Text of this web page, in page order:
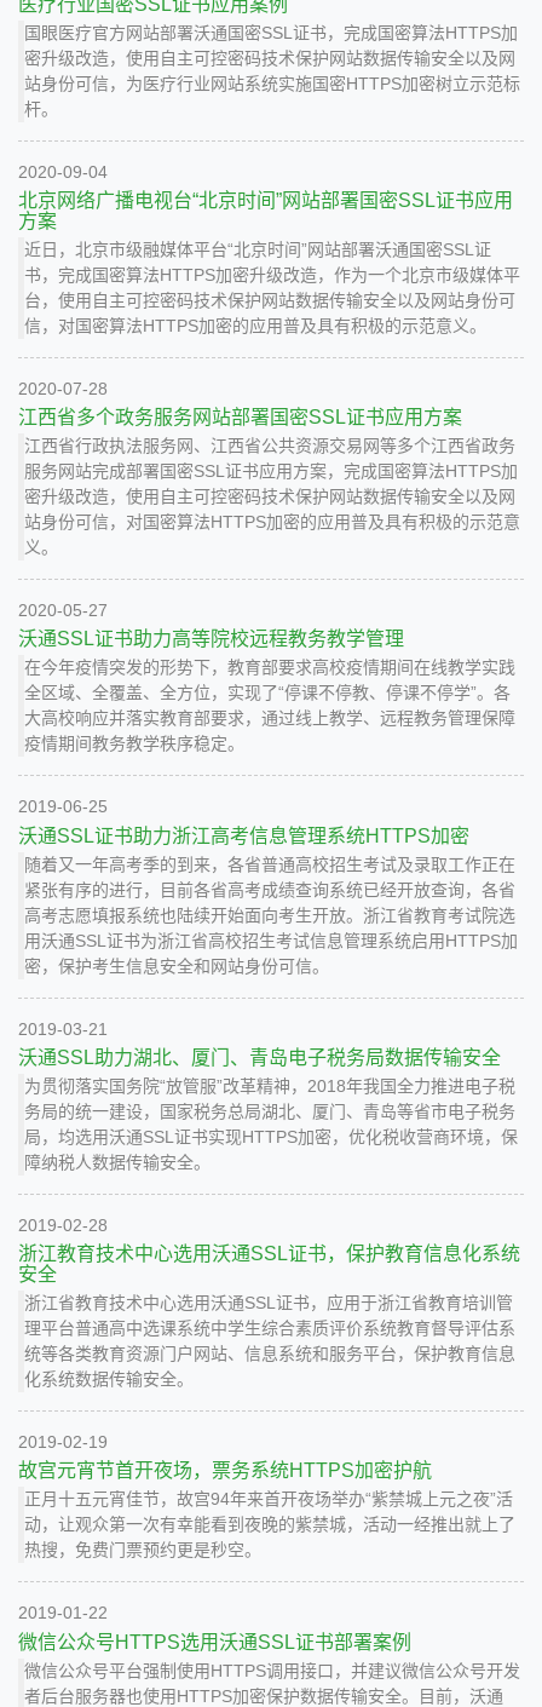
国眼医疗官方网站部署沃通国密SSL证书，完成国密算法HTTPS加
密升级改造，使用自主可控密码技术保护网站数据传输安全以及网
站身份可信，为医疗行业网站系统实施国密HTTPS加密树立示范标
杆。
2020-09-04
北京网络广播电视台“北京时间”网站部署国密SSL证书应用
方案
近日，北京市级融媒体平台“北京时间”网站部署沃通国密SSL证
书，完成国密算法HTTPS加密升级改造，作为一个北京市级媒体平
台，使用自主可控密码技术保护网站数据传输安全以及网站身份可
信，对国密算法HTTPS加密的应用普及具有积极的示范意义。
2020-07-28
江西省多个政务服务网站部署国密SSL证书应用方案
江西省行政执法服务网、江西省公共资源交易网等多个江西省政务
服务网站完成部署国密SSL证书应用方案，完成国密算法HTTPS加
密升级改造，使用自主可控密码技术保护网站数据传输安全以及网
站身份可信，对国密算法HTTPS加密的应用普及具有积极的示范意
义。
2020-05-27
沃通SSL证书助力高等院校远程教务教学管理
在今年疫情突发的形势下，教育部要求高校疫情期间在线教学实践
全区域、全覆盖、全方位，实现了“停课不停教、停课不停学”。各
大高校响应并落实教育部要求，通过线上教学、远程教务管理保障
疫情期间教务教学秩序稳定。
2019-06-25
沃通SSL证书助力浙江高考信息管理系统HTTPS加密
随着又一年高考季的到来，各省普通高校招生考试及录取工作正在
紧张有序的进行，目前各省高考成绩查询系统已经开放查询，各省
高考志愿填报系统也陆续开始面向考生开放。浙江省教育考试院选
用沃通SSL证书为浙江省高校招生考试信息管理系统启用HTTPS加
密，保护考生信息安全和网站身份可信。
2019-03-21
沃通SSL助力湖北、厦门、青岛电子税务局数据传输安全
为贯彻落实国务院“放管服”改革精神，2018年我国全力推进电子税
务局的统一建设，国家税务总局湖北、厦门、青岛等省市电子税务
局，均选用沃通SSL证书实现HTTPS加密，优化税收营商环境，保
障纳税人数据传输安全。
2019-02-28
浙江教育技术中心选用沃通SSL证书，保护教育信息化系统
安全
浙江省教育技术中心选用沃通SSL证书，应用于浙江省教育培训管
理平台普通高中选课系统中学生综合素质评价系统教育督导评估系
统等各类教育资源门户网站、信息系统和服务平台，保护教育信息
化系统数据传输安全。
2019-02-19
故宫元宵节首开夜场，票务系统HTTPS加密护航
正月十五元宵佳节，故宫94年来首开夜场举办“紫禁城上元之夜”活
动，让观众第一次有幸能看到夜晚的紫禁城，活动一经推出就上了
热搜，免费门票预约更是秒空。
2019-01-22
微信公众号HTTPS选用沃通SSL证书部署案例
微信公众号平台强制使用HTTPS调用接口，并建议微信公众号开发
者后台服务器也使用HTTPS加密保护数据传输安全。目前，沃通